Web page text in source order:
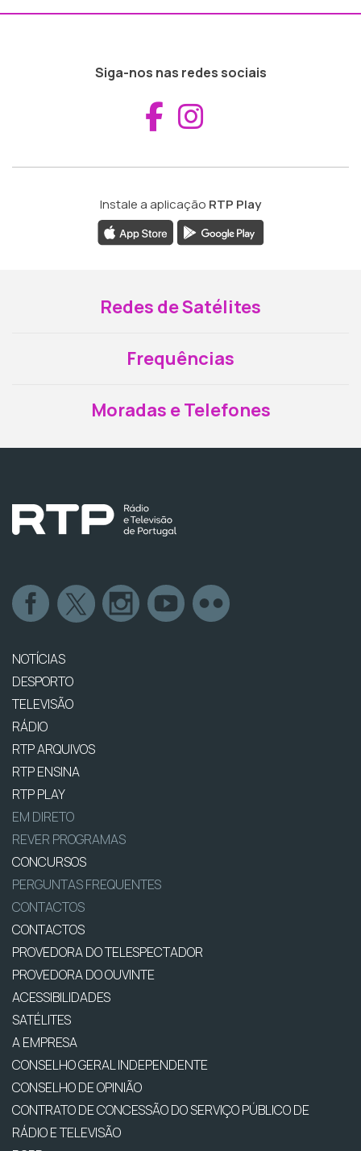
Siga-nos nas redes sociais
Aceder ao
Instale a aplicação RTP Play
Redes de Satélites
Frequências
Moradas e Telefones
NOTÍCIAS
DESPORTO
TELEVISÃO
RÁDIO
RTP ARQUIVOS
RTP ENSINA
RTP PLAY
EM DIRETO
REVER PROGRAMAS
CONCURSOS
PERGUNTAS FREQUENTES
CONTACTOS
CONTACTOS
PROVEDORA DO TELESPECTADOR
PROVEDORA DO OUVINTE
ACESSIBILIDADES
SATÉLITES
A EMPRESA
CONSELHO GERAL INDEPENDENTE
CONSELHO DE OPINIÃO
CONTRATO DE CONCESSÃO DO SERVIÇO PÚBLICO DE
RÁDIO E TELEVISÃO